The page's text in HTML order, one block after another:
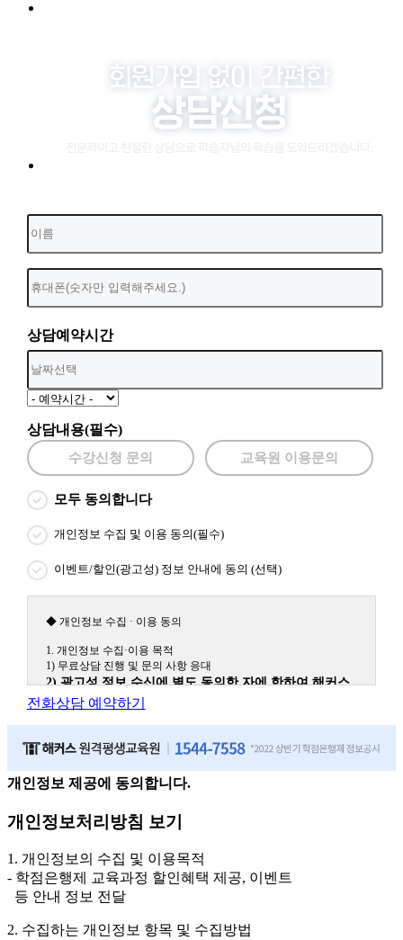
상담예약시간
상담내용(필수)
수강신청 문의 교육원 이용문의
모두 동의합니다
개인정보 수집 및 이용 동의(필수)
이벤트/할인(광고성) 정보 안내에 동의 (선택)
◆ 개인정보 수집 · 이용 동의
1. 개인정보 수집·이용 목적
1) 무료상담 진행 및 문의 사항 응대
2) 광고성 정보 수신에 별도 동의한 자에 한하여 해커스
원격평생교육원을 비롯한 해커스 교육그룹의 새로운 서
(해커스교육그룹: 해커스인강, 해커스프랩, 해커스톡, 해커스중국
원, 해커스경찰, 해커스소방, 해커스공인중개사, 해커스주택관리
사, 해커스편입 등)
2. 개인정보 수집·이용 항목: 이름, 휴대폰번호
3. 개인정보 보유/이용 기간: 법령상 정하는 경우를 제외
하고는 회원탈퇴 시까지 이용 및 보관합니다. 단, 비회원
이거나 상담 시로부터 3년 이내 탈퇴하는 자의 경우, 소
비자 불만 또는 분쟁처리를 위해 3년간 보관합니다.
4. 신청자는 개인정보 수집·이용을 거부할 수 있습니다. 단, 거부의
전화상담 예약하기
개인정보 제공에 동의합니다.
개인정보처리방침 보기
1. 개인정보의 수집 및 이용목적
- 학점은행제 교육과정 할인혜택 제공, 이벤트
등 안내 정보 전달
2. 수집하는 개인정보 항목 및 수집방법